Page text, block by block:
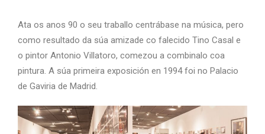
Ata os anos 90 o seu traballo centrábase na música, pero
como resultado da súa amizade co falecido Tino Casal e
o pintor Antonio Villatoro, comezou a combinalo coa
pintura. A súa primeira exposición en 1994 foi no Palacio
de Gaviria de Madrid.